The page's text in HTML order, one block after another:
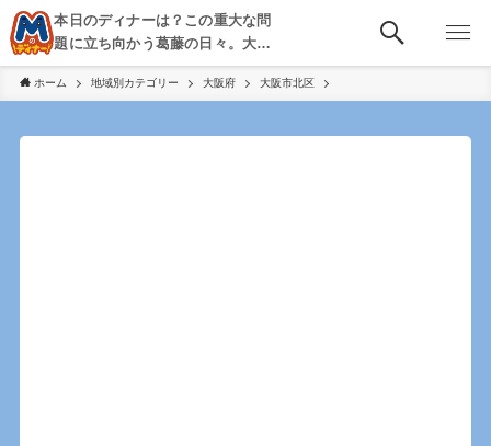
本日のディナーは？この重大な問
題に立ち向かう葛藤の日々。大
阪・京都・神戸を中心とした食べ
歩き、飲み歩きを綴る。
ホーム 地域別カテゴリー 大阪府 大阪市北区